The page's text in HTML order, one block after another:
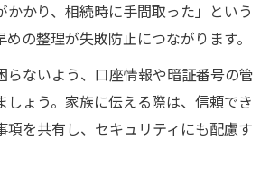
かかり、相続時に手間取った」という
の整理が失敗防止につながります。
らないよう、口座情報や暗証番号の管
しょう。家族に伝える際は、信頼でき
項を共有し、セキュリティにも配慮す